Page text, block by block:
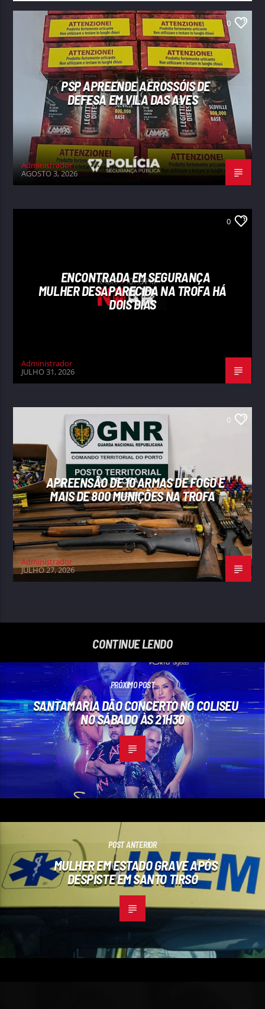
0
PSP APREENDE AEROSSÓIS DE
DEFESA EM VILA DAS AVES
Administrador
AGOSTO 3, 2026
0
ENCONTRADA EM SEGURANÇA
MULHER DESAPARECIDA NA TROFA HÁ
DOIS DIAS
Administrador
JULHO 31, 2026
0
APREENSÃO DE 10 ARMAS DE FOGO E
MAIS DE 800 MUNIÇÕES NA TROFA
Administrador
JULHO 27, 2026
CONTINUE LENDO
PRÓXIMO POST
SANTAMARIA DÃO CONCERTO NO COLISEU
NO SÁBADO ÀS 21H30
POST ANTERIOR
MULHER EM ESTADO GRAVE APÓS
DESPISTE EM SANTO TIRSO